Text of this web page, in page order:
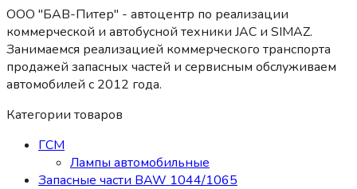
ООО "БАВ-Питер" - автоцентр по реализации
коммерческой и автобусной техники JAC и SIMAZ.
Занимаемся реализацией коммерческого транспорта
продажей запасных частей и сервисным обслуживаем
автомобилей c 2012 года.
Категории товаров
ГСМ
Лампы автомобильные
Запасные части BAW 1044/1065